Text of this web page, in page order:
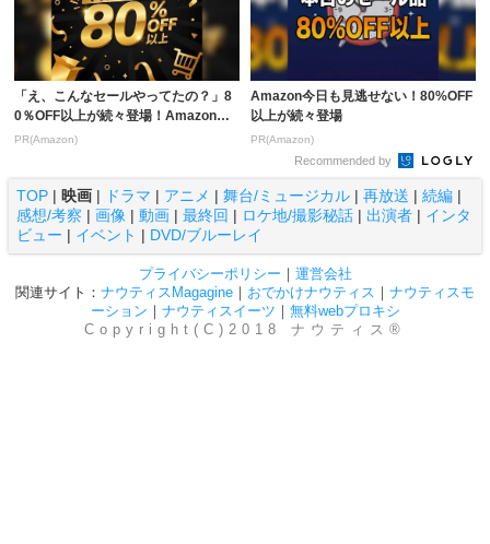
「え、こんなセールやってたの？」8
0％OFF以上が続々登場！Amazonの
本気が...
PR(Amazon)
Amazon今日も見逃せない！80%OFF
以上が続々登場
PR(Amazon)
Recommended by
TOP | 映画 | ドラマ | アニメ | 舞台/ミュージカル | 再放送 | 続編 |
感想/考察 | 画像 | 動画 | 最終回 | ロケ地/撮影秘話 | 出演者 | インタ
ビュー | イベント | DVD/ブルーレイ
プライバシーポリシー ｜ 運営会社
関連サイト： ナウティスMagagine ｜ おでかけナウティス ｜ ナウティスモ
ーション ｜ ナウティスイーツ ｜ 無料webプロキシ
Copyright(C)2018 ナウティス®